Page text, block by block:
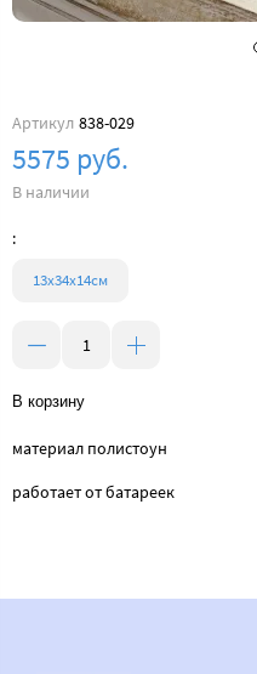
Артикул 838-029
5575 руб.
В наличии
:
13х34х14см
В корзину
материал полистоун
работает от батареек